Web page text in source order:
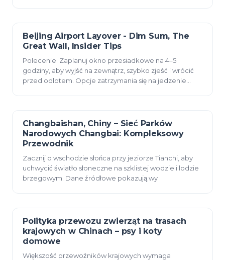
23 grudnia 2025
Beijing Airport Layover - Dim Sum, The
Great Wall, Insider Tips
Polecenie: Zaplanuj okno przesiadkowe na 4–5
godziny, aby wyjść na zewnątrz, szybko zjeść i wrócić
przed odlotem. Opcje zatrzymania się na jedzenie
23 grudnia 2025
Changbaishan, Chiny – Sieć Parków
Narodowych Changbai: Kompleksowy
Przewodnik
Zacznij o wschodzie słońca przy jeziorze Tianchi, aby
uchwycić światło słoneczne na szklistej wodzie i lodzie
brzegowym. Dane źródłowe pokazują wy
23 grudnia 2025
Polityka przewozu zwierząt na trasach
krajowych w Chinach – psy i koty
domowe
Większość przewoźników krajowych wymaga